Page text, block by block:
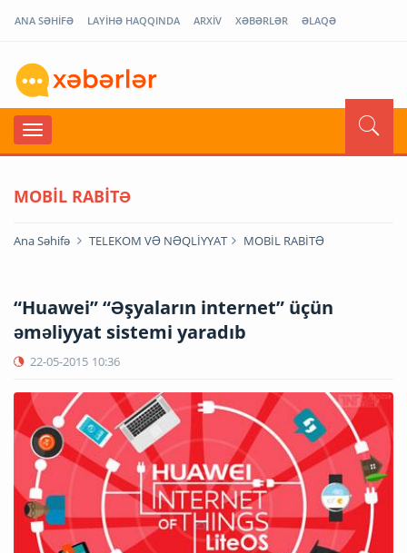
ANA SƏHİFƏ LAYİHƏ HAQQINDA ARXİV XƏBƏRLƏR ƏLAQƏ
MOBİL RABİTƏ
Ana Səhifə TELEKOM VƏ NƏQLİYYAT MOBİL RABİTƏ
“Huawei” “Əşyaların internet” üçün
əməliyyat sistemi yaradıb
22-05-2015 10:36